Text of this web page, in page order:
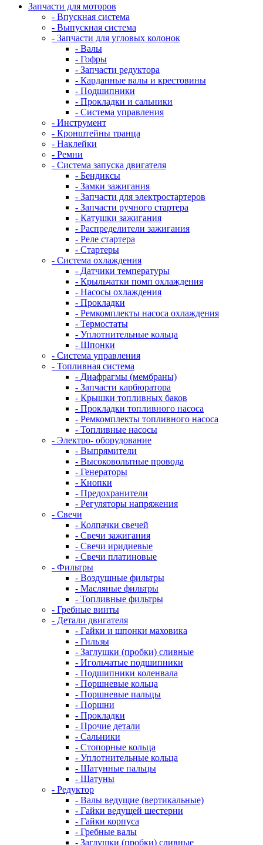
Запчасти для моторов
- Впускная система
- Выпускная система
- Запчасти для угловых колонок
- Валы
- Гофры
- Запчасти редуктора
- Карданные валы и крестовины
- Подшипники
- Прокладки и сальники
- Система управления
- Инструмент
- Кронштейны транца
- Наклейки
- Ремни
- Система запуска двигателя
- Бендиксы
- Замки зажигания
- Запчасти для электростартеров
- Запчасти ручного стартера
- Катушки зажигания
- Распределители зажигания
- Реле стартера
- Стартеры
- Система охлаждения
- Датчики температуры
- Крыльчатки помп охлаждения
- Насосы охлаждения
- Прокладки
- Ремкомплекты насоса охлаждения
- Термостаты
- Уплотнительные кольца
- Шпонки
- Система управления
- Топливная система
- Диафрагмы (мембраны)
- Запчасти карбюратора
- Крышки топливных баков
- Прокладки топливного насоса
- Ремкомплекты топливного насоса
- Топливные насосы
- Электро- оборудование
- Выпрямители
- Высоковольтные провода
- Генераторы
- Кнопки
- Предохранители
- Регуляторы напряжения
- Свечи
- Колпачки свечей
- Свечи зажигания
- Свечи иридиевые
- Свечи платиновые
- Фильтры
- Воздушные фильтры
- Масляные фильтры
- Топливные фильтры
- Гребные винты
- Детали двигателя
- Гайки и шпонки маховика
- Гильзы
- Заглушки (пробки) сливные
- Игольчатые подшипники
- Подшипники коленвала
- Поршневые кольца
- Поршневые пальцы
- Поршни
- Прокладки
- Прочие детали
- Сальники
- Стопорные кольца
- Уплотнительные кольца
- Шатунные пальцы
- Шатуны
- Редуктор
- Валы ведущие (вертикальные)
- Гайки ведущей шестерни
- Гайки корпуса
- Гребные валы
- Заглушки (пробки) сливные